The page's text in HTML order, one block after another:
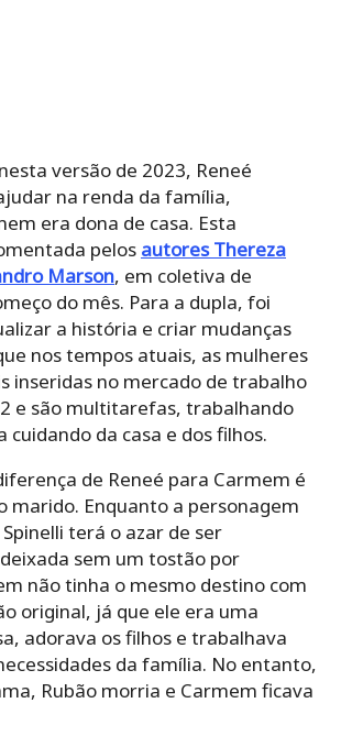
versão de 2023, Reneé
na renda da família,
era dona de casa. Esta
pelos autores Thereza
Marson, em coletiva de
do mês. Para a dupla, foi
a história e criar mudanças
nos tempos atuais, as mulheres
inseridas no mercado de trabalho
e são multitarefas, trabalhando
cuidando da casa e dos filhos.
de Reneé para Carmem é
marido. Enquanto a personagem
terá o azar de ser
sem um tostão por
não tinha o mesmo destino com
original, já que ele era uma
adorava os filhos e trabalhava
da família. No entanto,
Rubão morria e Carmem ficava